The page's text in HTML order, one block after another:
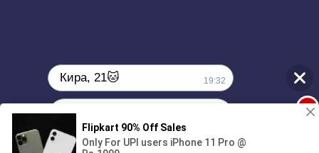
Кира, 21🐱 19:32
Поиграешь со мной? 💖🐾 1
00:00